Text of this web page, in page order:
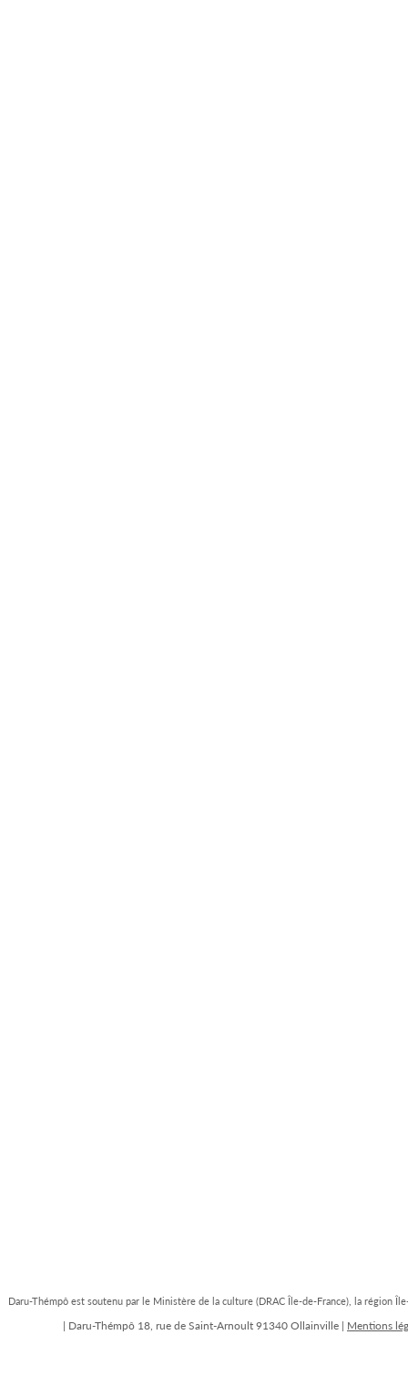
Daru-Thémpô est soutenu par le Ministère de la culture (DRAC Île-de-France), la région
| Daru-Thémpô 18, rue de Saint-Arnoult 91340 Ollainville | Mentions